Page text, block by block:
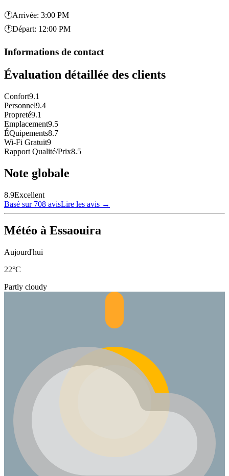
🕐Arrivée: 3:00 PM
🕐Départ: 12:00 PM
Informations de contact
Évaluation détaillée des clients
Confort9.1
Personnel9.4
Propreté9.1
Emplacement9.5
ÉQuipements8.7
Wi-Fi Gratuit9
Rapport Qualité/Prix8.5
Note globale
8.9Excellent
Basé sur 708 avisLire les avis →
Météo à Essaouira
Aujourd'hui
22°C
Partly cloudy